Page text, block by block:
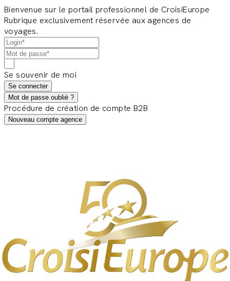
Bienvenue sur le portail professionnel de CroisiEurope
Rubrique exclusivement réservée aux agences de
voyages.
Se souvenir de moi
Se connecter
Mot de passe oublié ?
Procédure de création de compte B2B
Nouveau compte agence